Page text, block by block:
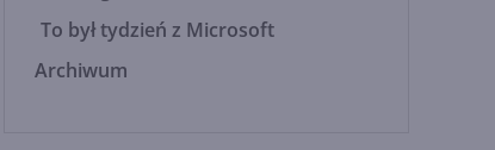
To był tydzień z Microsoft
Archiwum